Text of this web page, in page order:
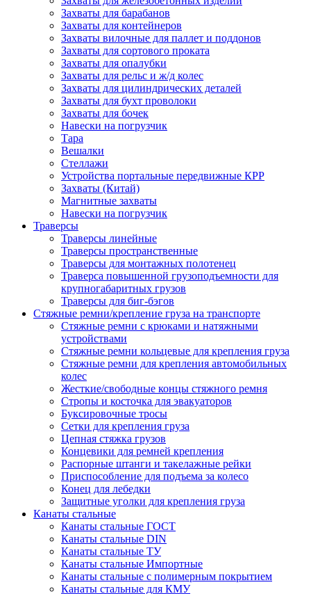
Захваты для барабанов
Захваты для контейнеров
Захваты вилочные для паллет и поддонов
Захваты для сортового проката
Захваты для опалубки
Захваты для рельс и ж/д колес
Захваты для цилиндрических деталей
Захваты для бухт проволоки
Захваты для бочек
Навески на погрузчик
Тара
Вешалки
Стеллажи
Устройства портальные передвижные КРР
Захваты (Китай)
Магнитные захваты
Навески на погрузчик
Траверсы
Траверсы линейные
Траверсы пространственные
Траверсы для монтажных полотенец
Траверса повышенной грузоподъемности для
крупногабаритных грузов
Траверсы для биг-бэгов
Стяжные ремни/крепление груза на транспорте
Стяжные ремни с крюками и натяжными
устройствами
Стяжные ремни кольцевые для крепления груза
Стяжные ремни для крепления автомобильных
колес
Жесткие/свободные концы стяжного ремня
Стропы и косточка для эвакуаторов
Буксировочные тросы
Сетки для крепления груза
Цепная стяжка грузов
Концевики для ремней крепления
Распорные штанги и такелажные рейки
Приспособление для подъема за колесо
Конец для лебедки
Защитные уголки для крепления груза
Канаты стальные
Канаты стальные ГОСТ
Канаты стальные DIN
Канаты стальные ТУ
Канаты стальные Импортные
Канаты стальные с полимерным покрытием
Канаты стальные для КМУ